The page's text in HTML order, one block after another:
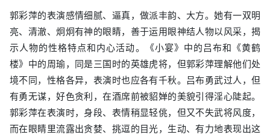
郭彩萍的表演感情细腻、逼真，做派丰韵、大方。她有一双明
亮、清澈、炯炯有神的眼睛，善于运用眼神结人物以风采，揭
示人物的性格特点和内心活动。《小宴》中的吕布和《黄鹤
楼》中的周瑜，同是三国时的英雄虎将，但郭彩萍理解他们处
境不同，性格各异，表演时也应各有千秋。吕布勇武过人，但
有勇无谋，好色贪利，在酒席前被貂婵的美貌引得淫心陡起。
郭彩萍在表演时，身段、表情稍显轻佻，但又不失武将风度，
而在眼睛里流露出贪婪、挑逗的目光，生动、有力地表现出这